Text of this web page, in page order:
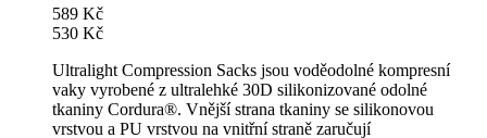
589 Kč
530 Kč
Ultralight Compression Sacks jsou voděodolné kompresní
vaky vyrobené z ultralehké 30D silikonizované odolné
tkaniny Cordura®. Vnější strana tkaniny se silikonovou
vrstvou a PU vrstvou na vnitřní straně zaručují